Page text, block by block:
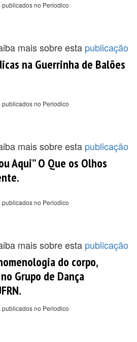
no Periodico
mais sobre esta publicação
na Guerrinha de Balões
no Periodico
mais sobre esta publicação
Aqui” O Que os Olhos
no Periodico
mais sobre esta publicação
do corpo,
Grupo de Dança
no Periodico